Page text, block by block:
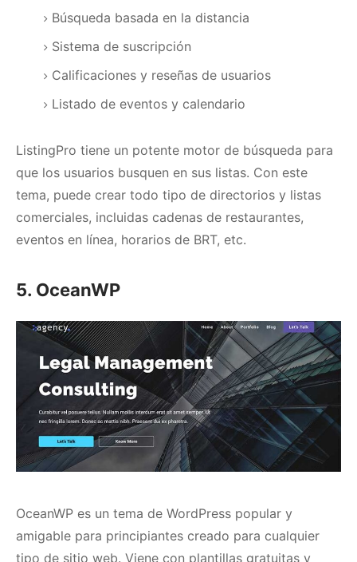
Búsqueda basada en la distancia
Sistema de suscripción
Calificaciones y reseñas de usuarios
Listado de eventos y calendario
ListingPro tiene un potente motor de búsqueda para
que los usuarios busquen en sus listas. Con este
tema, puede crear todo tipo de directorios y listas
comerciales, incluidas cadenas de restaurantes,
eventos en línea, horarios de BRT, etc.
5. OceanWP
OceanWP es un tema de WordPress popular y
amigable para principiantes creado para cualquier
tipo de sitio web. Viene con plantillas gratuitas y